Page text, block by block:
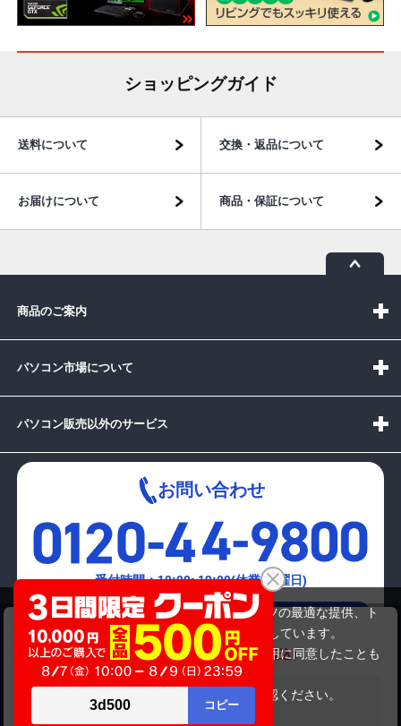
DE)TOSHIBA EX/55KWH PAEX55KLTWH
商品価格 27,280円 21,780円
在庫がありません
ショッピングガイド
送料について 交換・返品について
お届けについて 商品・保証について
商品のご案内
パソコン市場について
パソコン販売以外のサービス
お問い合わせ
受付時間：10:00~19:00(休業:日曜日)
メールでの
お問い合わせはこちら
当サイトでは利用体験の向上およびコンテンツの最適な提供、ト
ラフィックの分析を目的としてCookieを使用しています。
サイトの閲覧を継続された場合、Cookieの利用に同意したことも
のといたします。
をご確認ください。
承諾する